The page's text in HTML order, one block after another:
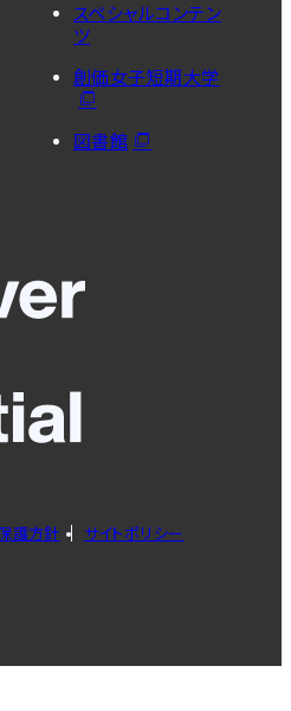
スペシャルコンテン
ツ
創価女子短期大学
図書館
護方針 サイトポリシー